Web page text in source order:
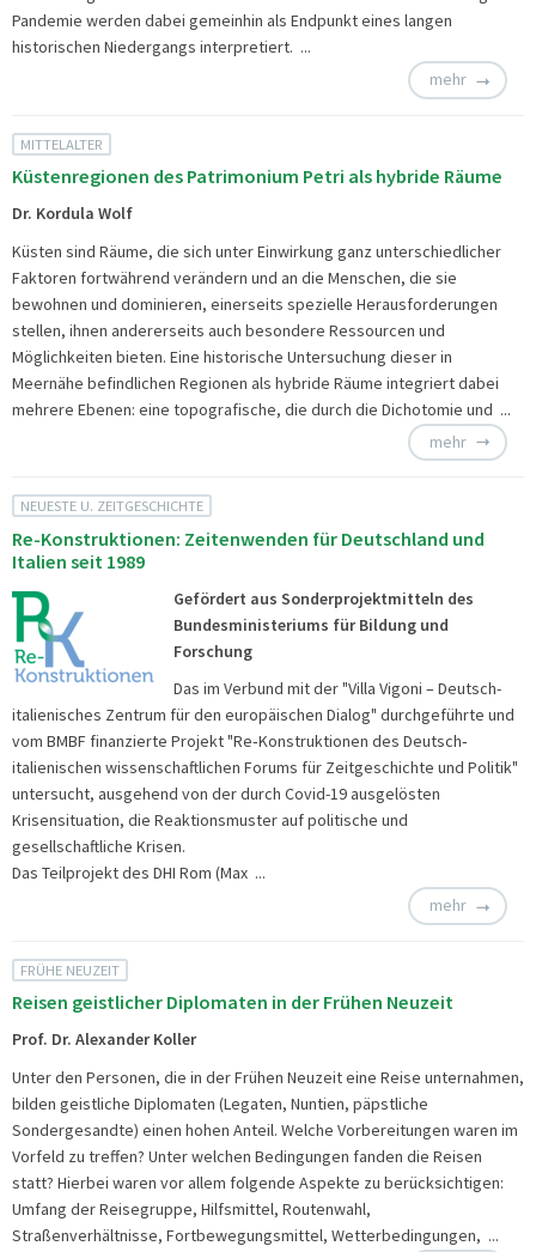
Pandemie werden dabei gemeinhin als Endpunkt eines langen
historischen Niedergangs interpretiert. ...
mehr
MITTELALTER
Küstenregionen des Patrimonium Petri als hybride Räume
Dr. Kordula Wolf
Küsten sind Räume, die sich unter Einwirkung ganz unterschiedlicher
Faktoren fortwährend verändern und an die Menschen, die sie
bewohnen und dominieren, einerseits spezielle Herausforderungen
stellen, ihnen andererseits auch besondere Ressourcen und
Möglichkeiten bieten. Eine historische Untersuchung dieser in
Meernähe befindlichen Regionen als hybride Räume integriert dabei
mehrere Ebenen: eine topografische, die durch die Dichotomie und ...
mehr
NEUESTE U. ZEITGESCHICHTE
Re-Konstruktionen: Zeitenwenden für Deutschland und
Italien seit 1989
Gefördert aus Sonderprojektmitteln des
Bundesministeriums für Bildung und
Forschung
Das im Verbund mit der "Villa Vigoni – Deutsch-
italienisches Zentrum für den europäischen Dialog" durchgeführte und
vom BMBF finanzierte Projekt "Re‐Konstruktionen des Deutsch‐
italienischen wissenschaftlichen Forums für Zeitgeschichte und Politik"
untersucht, ausgehend von der durch Covid-19 ausgelösten
Krisensituation, die Reaktionsmuster auf politische und
gesellschaftliche Krisen.
Das Teilprojekt des DHI Rom (Max ...
mehr
FRÜHE NEUZEIT
Reisen geistlicher Diplomaten in der Frühen Neuzeit
Prof. Dr. Alexander Koller
Unter den Personen, die in der Frühen Neuzeit eine Reise unternahmen,
bilden geistliche Diplomaten (Legaten, Nuntien, päpstliche
Sondergesandte) einen hohen Anteil. Welche Vorbereitungen waren im
Vorfeld zu treffen? Unter welchen Bedingungen fanden die Reisen
statt? Hierbei waren vor allem folgende Aspekte zu berücksichtigen:
Umfang der Reisegruppe, Hilfsmittel, Routenwahl,
Straßenverhältnisse, Fortbewegungsmittel, Wetterbedingungen, ...